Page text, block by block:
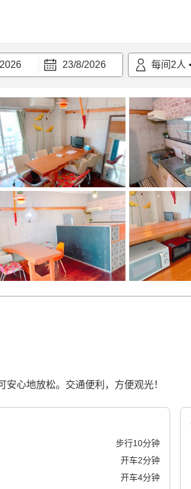
23/8/2026 每间 2人 •
心地放松。交通便利，方便观光！
步行10分钟
开车2分钟
开车4分钟